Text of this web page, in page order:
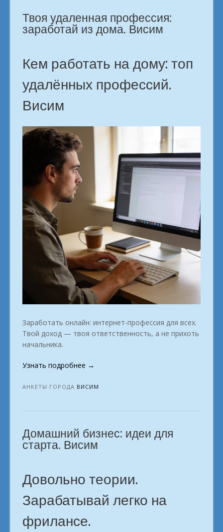
тебе
подходит?
Висим»
Твоя удаленная профессия:
заработай из дома. Висим
Кем работать на дому: топ
удалённых профессий.
Висим
Заработать онлайн: интернет-профессия для всех.
Твой доход — твоя ответственность, а не прихоть
начальника.
Узнать подробнее «Твоя
профессия:
из
Висим»
→
АНКЕТЫ ГОРОДА ВИСИМ
Домашний бизнес: идеи для
старта. Висим
Довольно теории.
Зарабатывай легко на
фрилансе.